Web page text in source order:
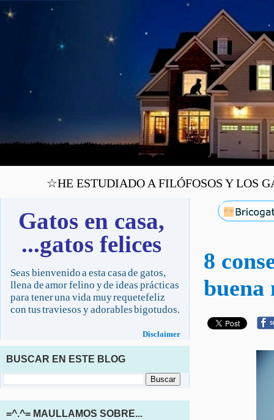
☆HE ESTUDIADO A FILÓFOSOS Y LOS
8
buena
Gatos en casa,
...gatos felices
Seas bienvenido a esta casa de gatos,
llena de amor felino y de ideas prácticas
para tener una vida muy requetefeliz
con tus traviesos y adorables bigotudos.
Disclaimer
BUSCAR EN ESTE BLOG
=^.^= MAULLAMOS SOBRE...